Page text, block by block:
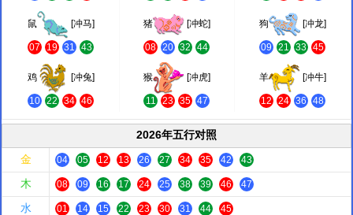
鼠 [冲马]
07 19 31 43
猪 [冲蛇]
08 20 32 44
狗 [冲龙]
09 21 33 45
鸡 [冲兔]
10 22 34 46
猴 [冲虎]
11 23 35 47
羊 [冲牛]
12 24 36 48
2026年五行对照
金
04 05 12 13 26 27 34 35 42 43
木 08 09 16 17 24 25 38 39 46 47
水 01 14 15 22 23 30 31 44 45